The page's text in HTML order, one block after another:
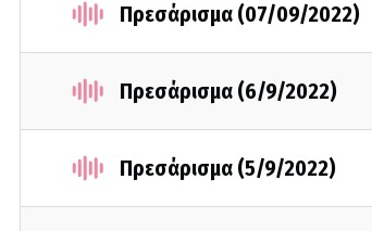
Πρεσάρισμα (07/09/2022)
Πρεσάρισμα (6/9/2022)
Πρεσάρισμα (5/9/2022)